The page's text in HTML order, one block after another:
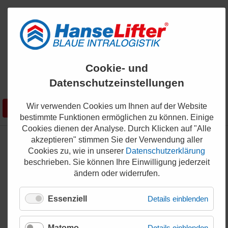
Cookie- und
Datenschutzeinstellungen
Wir verwenden Cookies um Ihnen auf der Website
bestimmte Funktionen ermöglichen zu können. Einige
Cookies dienen der Analyse. Durch Klicken auf "Alle
akzeptieren" stimmen Sie der Verwendung aller
Cookies zu, wie in unserer Datenschutzerklärung
beschrieben. Sie können Ihre Einwilligung jederzeit
ändern oder widerrufen.
Essenziell Details einblenden
ENGLISH
KONTAKT
SHOP Suchen
20 Jahre Jubiläum von
HanseLifter
24.03.2022